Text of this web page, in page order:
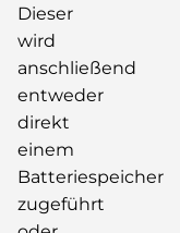
Dieser
wird
anschließend
entweder
direkt
einem
Batteriespeicher
zugeführt